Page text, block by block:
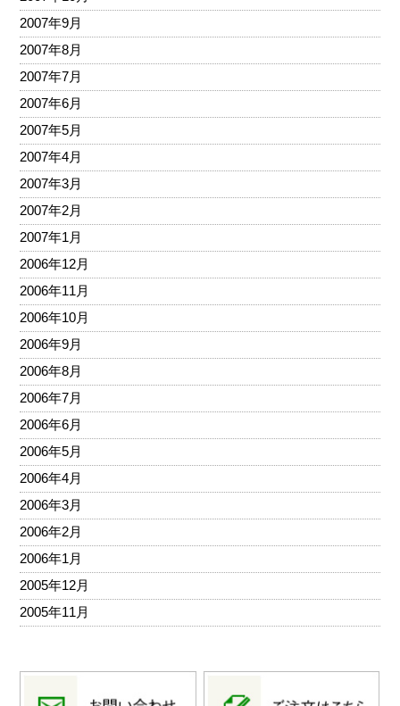
2007年9月
2007年8月
2007年7月
2007年6月
2007年5月
2007年4月
2007年3月
2007年2月
2007年1月
2006年12月
2006年11月
2006年10月
2006年9月
2006年8月
2006年7月
2006年6月
2006年5月
2006年4月
2006年3月
2006年2月
2006年1月
2005年12月
2005年11月